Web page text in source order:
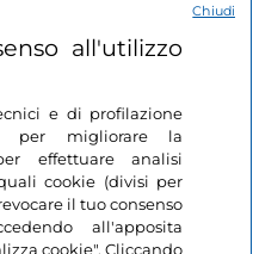
all'utilizzo
e di profilazione
per migliorare la
effettuare analisi
cookie (divisi per
il tuo consenso
all'apposita
cookie". Cliccando
Chiudi